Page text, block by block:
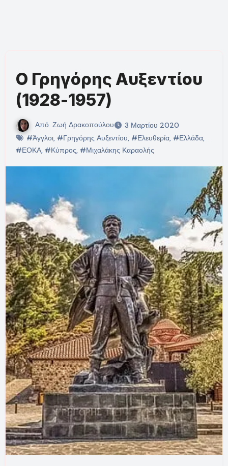
Ο Γρηγόρης Αυξεντίου
(1928-1957)
Από Ζωή Δρακοπούλου
3 Μαρτίου 2020
#Άγγλοι, #Γρηγόρης Αυξεντίου, #Ελευθερία, #Ελλάδα,
#ΕΟΚΑ, #Κύπρος, #Μιχαλάκης Καραολής